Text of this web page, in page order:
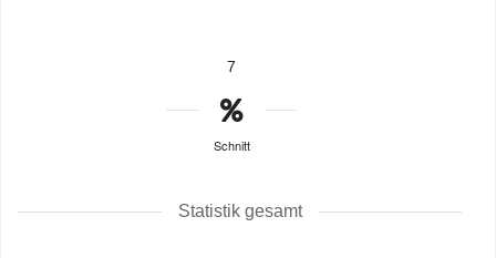
7
Schnitt
Statistik gesamt